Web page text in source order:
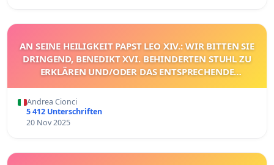
AN SEINE HEILIGKEIT PAPST LEO XIV.: WIR BITTEN SIE
DRINGEND, BENEDIKT XVI. BEHINDERTEN STUHL ZU
ERKLÄREN UND/ODER DAS ENTSPRECHENDE
Andrea Cionci
5 412 Unterschriften
20 Nov 2025